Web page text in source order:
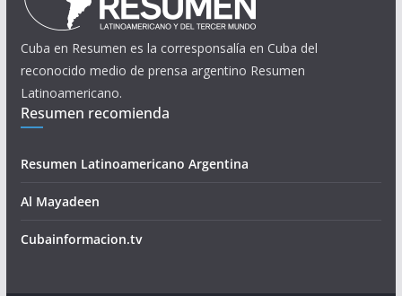
Cuba en Resumen es la corresponsalía en Cuba del
reconocido medio de prensa argentino Resumen
Latinoamericano.
Resumen recomienda
Resumen Latinoamericano Argentina
Al Mayadeen
Cubainformacion.tv